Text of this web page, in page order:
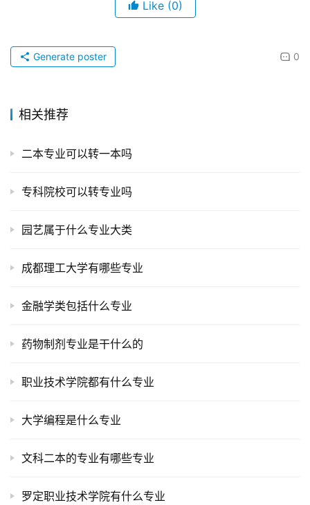
Like (0)
0
Generate poster
相关推荐
二本专业可以转一本吗
专科院校可以转专业吗
园艺属于什么专业大类
成都理工大学有哪些专业
金融学类包括什么专业
药物制剂专业是干什么的
职业技术学院都有什么专业
大学编程是什么专业
文科二本的专业有哪些专业
罗定职业技术学院有什么专业